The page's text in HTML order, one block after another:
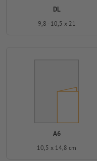
DL
9,8 - 10,5 x 21
A6
10,5 x 14,8 cm